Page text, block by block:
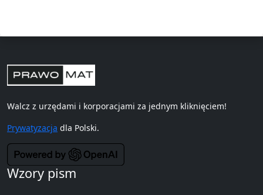
Walcz z urzędami i korporacjami za jednym kliknięciem!
Prywatyzacja dla Polski.
Wzory pism